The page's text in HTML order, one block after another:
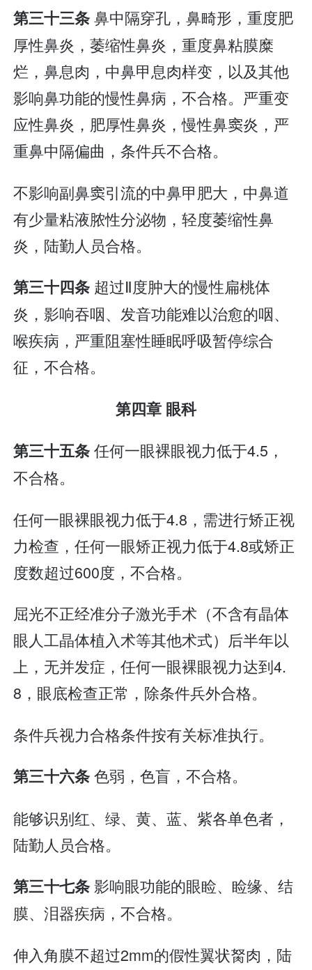
第三十三条鼻中隔穿孔，鼻畸形，重度肥
厚性鼻炎，萎缩性鼻炎，重度鼻粘膜糜
烂，鼻息肉，中鼻甲息肉样变，以及其他
影响鼻功能的慢性鼻病，不合格。严重变
应性鼻炎，肥厚性鼻炎，慢性鼻窦炎，严
重鼻中隔偏曲，条件兵不合格。
不影响副鼻窦引流的中鼻甲肥大，中鼻道
有少量粘液脓性分泌物，轻度萎缩性鼻
炎，陆勤人员合格。
第三十四条 超过Ⅱ度肿大的慢性扁桃体
炎，影响吞咽、发音功能难以治愈的咽、
喉疾病，严重阻塞性睡眠呼吸暂停综合
征，不合格。
第四章 眼科
第三十五条任何一眼裸眼视力低于4.5，
不合格。
任何一眼裸眼视力低于4.8，需进行矫正视
力检查，任何一眼矫正视力低于4.8或矫正
度数超过600度，不合格。
屈光不正经准分子激光手术（不含有晶体
眼人工晶体植入术等其他术式）后半年以
上，无并发症，任何一眼裸眼视力达到4.
8，眼底检查正常，除条件兵外合格。
条件兵视力合格条件按有关标准执行。
第三十六条色弱，色盲，不合格。
能够识别红、绿、黄、蓝、紫各单色者，
陆勤人员合格。
第三十七条影响眼功能的眼睑、睑缘、结
膜、泪器疾病，不合格。
伸入角膜不超过2mm的假性翼状胬肉，陆